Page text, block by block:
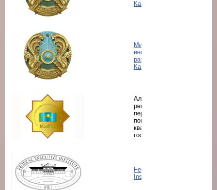
Казахстан
Министерство по
инвестициям и
развитию Республики
Казахстан
Алматинский
региональный центр
переподготовки и
повышения
квалификации
госслужащих
Federal Executive
Institute